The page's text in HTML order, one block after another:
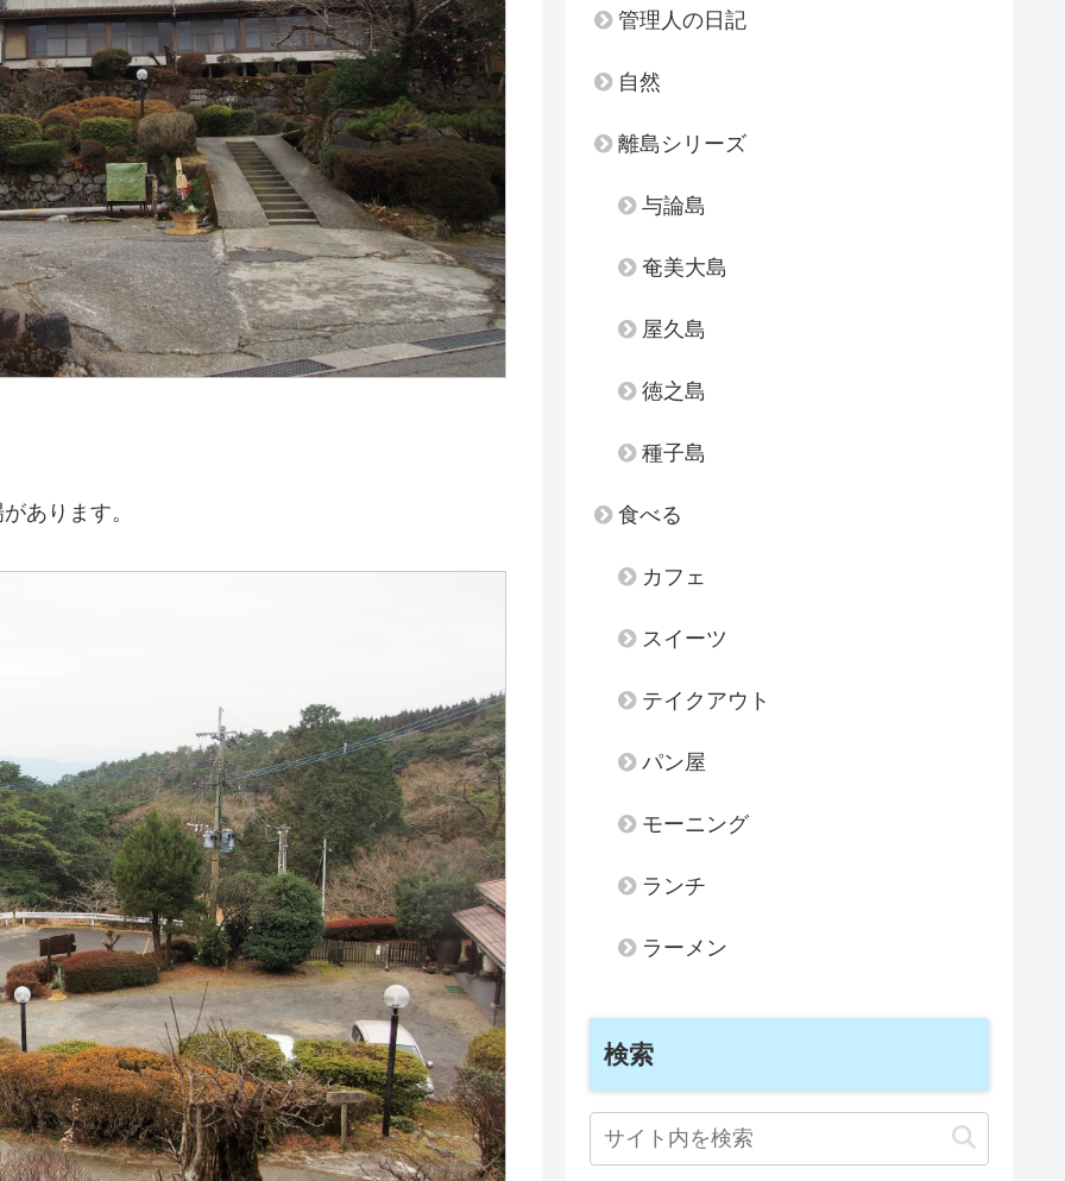
あります。
管理人の日記
自然
離島シリーズ
与論島
奄美大島
屋久島
徳之島
種子島
食べる
カフェ
スイーツ
テイクアウト
パン屋
モーニング
ランチ
ラーメン
検索